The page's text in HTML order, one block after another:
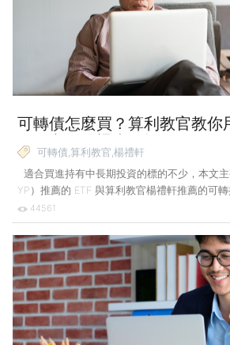
下跌之慘烈，隨後因中國貨幣、財政以及房地
深反彈行情，近一個月港股、中國股市的正向
只是近期中國疫情再度爆發，各處封城又遏制
可轉債怎麼買？算利教官教你
的，市場震盪也不怕！
可轉債,算利教官,楊禮軒
適合買進持有中長期投資的標的不少，本文
YP）推薦的 ETF 與算利教官楊禮軒推薦的可轉
債，CB）為主。 指數化投資 陳逸朴推薦 VT 與
決定改以指數化投資為主，目前以 Vanguard
ETF（Vanguard Total World Stock ETF，VT）
券 ETF（Vanguard Total World Bond ETF，
配置投資組合，這 6 年來年化報酬率約 10%。
世界企業
44561